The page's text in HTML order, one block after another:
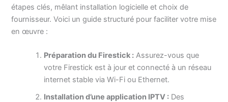
étapes clés, mêlant installation logicielle et choix de
fournisseur. Voici un guide structuré pour faciliter votre mise
en œuvre :
Préparation du Firestick : Assurez-vous que
votre Firestick est à jour et connecté à un réseau
internet stable via Wi-Fi ou Ethernet.
Installation d’une application IPTV : Des